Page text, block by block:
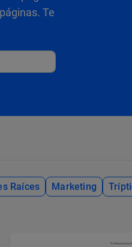
Te
Raíces Marketing